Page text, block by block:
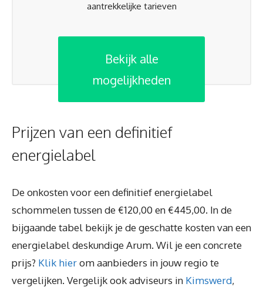
aantrekkelijke tarieven
Bekijk alle
mogelijkheden
Prijzen van een definitief
energielabel
De onkosten voor een definitief energielabel
schommelen tussen de €120,00 en €445,00. In de
bijgaande tabel bekijk je de geschatte kosten van een
energielabel deskundige Arum. Wil je een concrete
prijs? Klik hierom aanbieders in jouw regio te
vergelijken. Vergelijk ook adviseurs in Kimswerd,